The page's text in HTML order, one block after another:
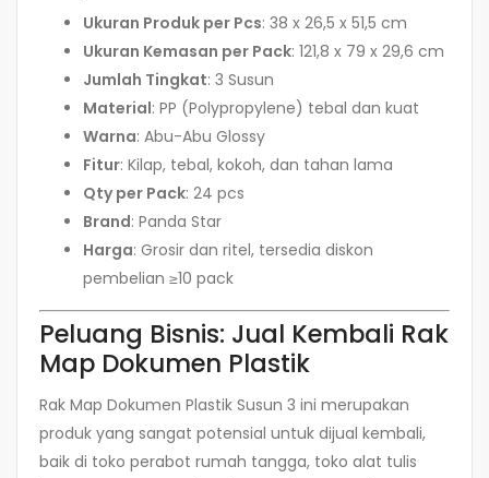
Ukuran Produk per Pcs: 38 x 26,5 x 51,5 cm
Ukuran Kemasan per Pack: 121,8 x 79 x 29,6 cm
Jumlah Tingkat: 3 Susun
Material: PP (Polypropylene) tebal dan kuat
Warna: Abu-Abu Glossy
Fitur: Kilap, tebal, kokoh, dan tahan lama
Qty per Pack: 24 pcs
Brand: Panda Star
Harga: Grosir dan ritel, tersedia diskon
pembelian ≥10 pack
Peluang Bisnis: Jual Kembali Rak
Map Dokumen Plastik
Rak Map Dokumen Plastik Susun 3 ini merupakan
produk yang sangat potensial untuk dijual kembali,
baik di toko perabot rumah tangga, toko alat tulis